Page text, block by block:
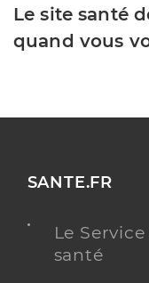
Le site santé
quand vous
SANTE.FR
Le
santé